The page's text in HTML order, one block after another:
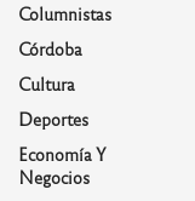
Columnistas
Córdoba
Cultura
Deportes
Economía Y
Negocios